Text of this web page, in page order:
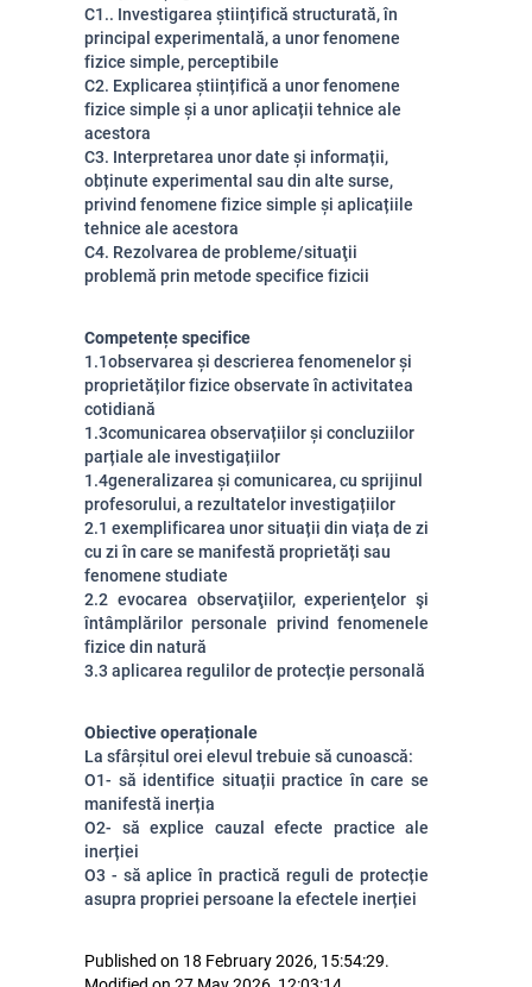
C1.. Investigarea științifică structurată, în
principal experimentală, a unor fenomene
fizice simple, perceptibile
C2. Explicarea științifică a unor fenomene
fizice simple și a unor aplicații tehnice ale
acestora
C3. Interpretarea unor date și informații,
obținute experimental sau din alte surse,
privind fenomene fizice simple și aplicațiile
tehnice ale acestora
C4. Rezolvarea de probleme/situaţii
problemă prin metode specifice fizicii
Competențe specifice
1.1observarea și descrierea fenomenelor și
proprietăților fizice observate în activitatea
cotidiană
1.3comunicarea observațiilor și concluziilor
parțiale ale investigațiilor
1.4generalizarea și comunicarea, cu sprijinul
profesorului, a rezultatelor investigațiilor
2.1 exemplificarea unor situații din viața de zi
cu zi în care se manifestă proprietăți sau
fenomene studiate
2.2 evocarea observaţiilor, experienţelor şi
întâmplărilor personale privind fenomenele
fizice din natură
3.3 aplicarea regulilor de protecție personală
Obiective operaționale
La sfârșitul orei elevul trebuie să cunoască:
O1- să identifice situații practice în care se
manifestă inerția
O2- să explice cauzal efecte practice ale
inerției
O3 - să aplice în practică reguli de protecție
asupra propriei persoane la efectele inerției
Published on 18 February 2026, 15:54:29.